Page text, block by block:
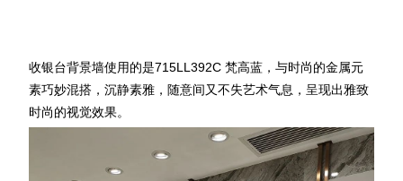
收银台背景墙使用的是715LL392C 梵高蓝，与时尚的金属元
素巧妙混搭，沉静素雅，随意间又不失艺术气息，呈现出雅致
时尚的视觉效果。